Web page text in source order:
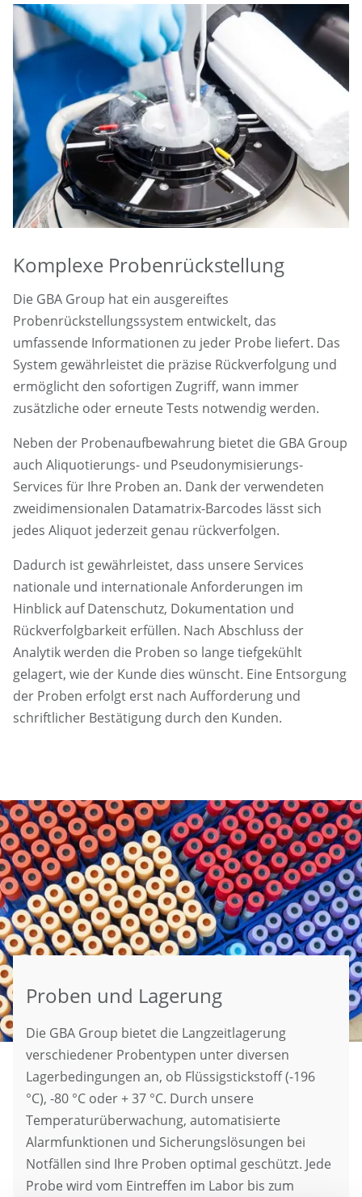
Komplexe Probenrückstellung
Die GBA Group hat ein ausgereiftes
Probenrückstellungssystem entwickelt, das
umfassende Informationen zu jeder Probe liefert. Das
System gewährleistet die präzise Rückverfolgung und
ermöglicht den sofortigen Zugriff, wann immer
zusätzliche oder erneute Tests notwendig werden.
Neben der Probenaufbewahrung bietet die GBA Group
auch Aliquotierungs- und Pseudonymisierungs-
Services für Ihre Proben an. Dank der verwendeten
zweidimensionalen Datamatrix-Barcodes lässt sich
jedes Aliquot jederzeit genau rückverfolgen.
Dadurch ist gewährleistet, dass unsere Services
nationale und internationale Anforderungen im
Hinblick auf Datenschutz, Dokumentation und
Rückverfolgbarkeit erfüllen. Nach Abschluss der
Analytik werden die Proben so lange tiefgekühlt
gelagert, wie der Kunde dies wünscht. Eine Entsorgung
der Proben erfolgt erst nach Aufforderung und
schriftlicher Bestätigung durch den Kunden.
Proben und Lagerung
Die GBA Group bietet die Langzeitlagerung
verschiedener Probentypen unter diversen
Lagerbedingungen an, ob Flüssigstickstoff (-196
°C), -80 °C oder + 37 °C. Durch unsere
Temperaturüberwachung, automatisierte
Alarmfunktionen und Sicherungslösungen bei
Notfällen sind Ihre Proben optimal geschützt. Jede
Probe wird vom Eintreffen im Labor bis zum